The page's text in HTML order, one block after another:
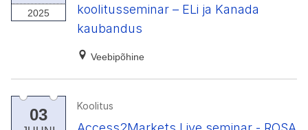
2025
koolitusseminar – ELi ja Kanada
kaubandus
Veebipõhine
03 Koolitus